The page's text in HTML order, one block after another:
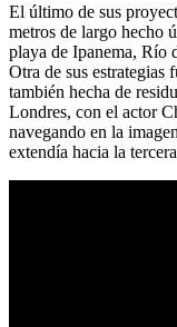
El último de sus
metros de largo hecho
playa de Ipanema, Río
Otra de sus estrategias
también hecha de
Londres, con el actor
navegando en la
extendía hacia la